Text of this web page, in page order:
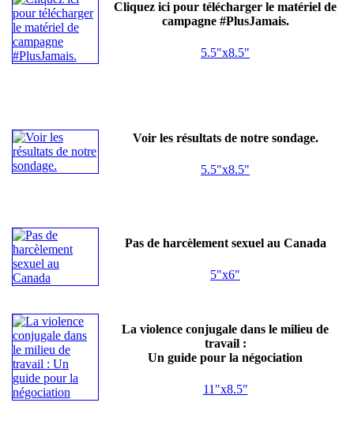
Cliquez ici pour télécharger le matériel de
campagne #PlusJamais.
5.5"x8.5"
Voir les résultats de notre sondage.
5.5"x8.5"
Pas de harcèlement sexuel au Canada
5"x6"
La violence conjugale dans le milieu de
travail :
Un guide pour la négociation
11"x8.5"